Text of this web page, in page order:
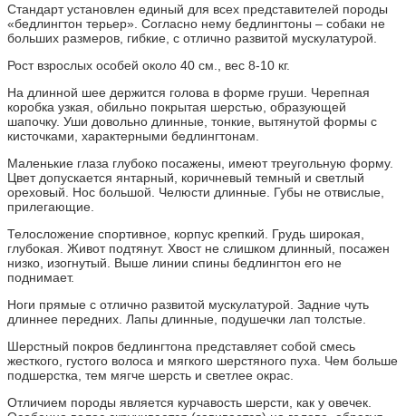
Стандарт установлен единый для всех представителей породы
«бедлингтон терьер». Согласно нему бедлингтоны – собаки не
больших размеров, гибкие, с отлично развитой мускулатурой.
Рост взрослых особей около 40 см., вес 8-10 кг.
На длинной шее держится голова в форме груши. Черепная
коробка узкая, обильно покрытая шерстью, образующей
шапочку. Уши довольно длинные, тонкие, вытянутой формы с
кисточками, характерными бедлингтонам.
Маленькие глаза глубоко посажены, имеют треугольную форму.
Цвет допускается янтарный, коричневый темный и светлый
ореховый. Нос большой. Челюсти длинные. Губы не отвислые,
прилегающие.
Телосложение спортивное, корпус крепкий. Грудь широкая,
глубокая. Живот подтянут. Хвост не слишком длинный, посажен
низко, изогнутый. Выше линии спины бедлингтон его не
поднимает.
Ноги прямые с отлично развитой мускулатурой. Задние чуть
длиннее передних. Лапы длинные, подушечки лап толстые.
Шерстный покров бедлингтона представляет собой смесь
жесткого, густого волоса и мягкого шерстяного пуха. Чем больше
подшерстка, тем мягче шерсть и светлее окрас.
Отличием породы является курчавость шерсти, как у овечек.